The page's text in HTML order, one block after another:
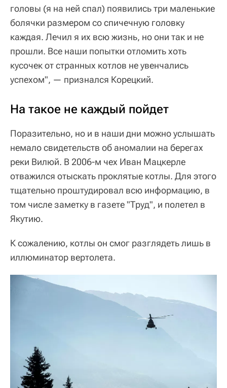
головы (я на ней спал) появились три маленькие
болячки размером со спичечную головку
каждая. Лечил я их всю жизнь, но они так и не
прошли. Все наши попытки отломить хоть
кусочек от странных котлов не увенчались
успехом", — признался Корецкий.
На такое не каждый пойдет
Поразительно, но и в наши дни можно услышать
немало свидетельств об аномалии на берегах
реки Вилюй. В 2006-м чех Иван Мацкерле
отважился отыскать проклятые котлы. Для этого
тщательно проштудировал всю информацию, в
том числе заметку в газете "Труд", и полетел в
Якутию.
К сожалению, котлы он смог разглядеть лишь в
иллюминатор вертолета.